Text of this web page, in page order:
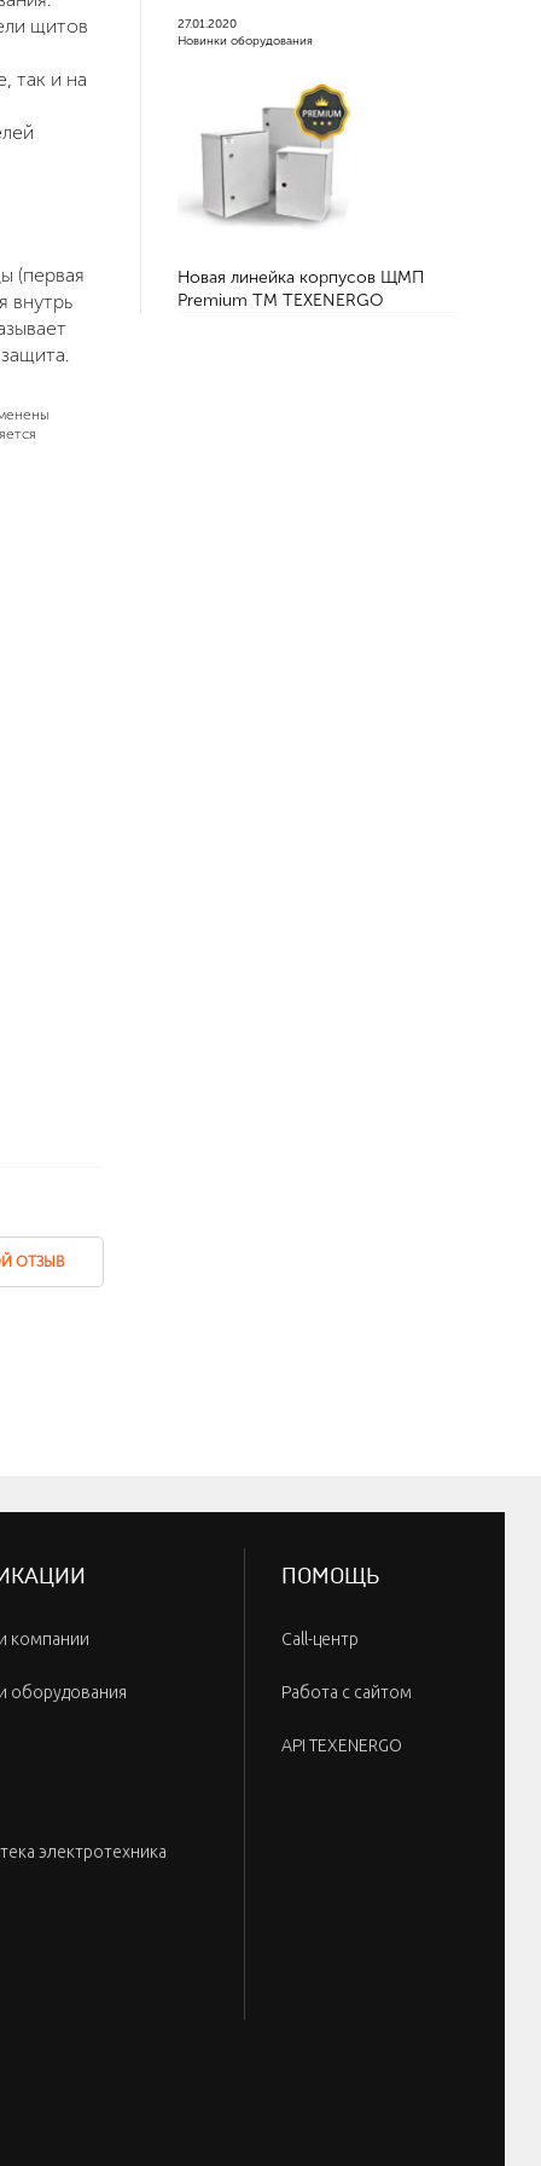
щитов
так и на
(первая
внутрь
ОТЗЫВ
27.01.2020
Новинки оборудования
Новая линейка корпусов ЩМП
Premium ТМ TEXENERGO
компании
оборудования
электротехника
ПОМОЩЬ
Call-центр
Работа с сайтом
API TEXENERGO